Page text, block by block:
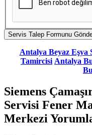
Antalya Beyaz Eşya
Tamircisi Antalya
Siemens
Servisi Fener
Merkezi